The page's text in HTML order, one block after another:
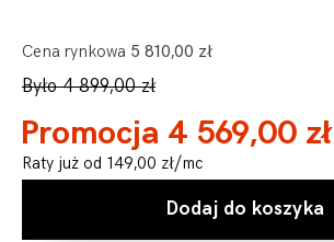
Cena rynkowa 5 810,00 zł
Było 4 899,00 zł
Promocja 4 569,00 zł
Raty już od 149,00 zł/mc
Dodaj do koszyka